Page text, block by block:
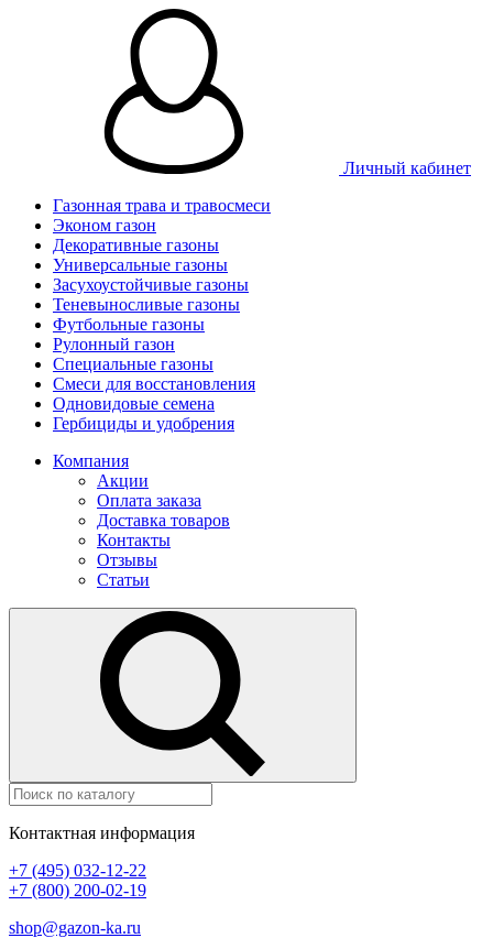
Личный кабинет
Газонная трава и травосмеси
Эконом газон
Декоративные газоны
Универсальные газоны
Засухоустойчивые газоны
Теневыносливые газоны
Футбольные газоны
Рулонный газон
Специальные газоны
Смеси для восстановления
Одновидовые семена
Гербициды и удобрения
Компания
Акции
Оплата заказа
Доставка товаров
Контакты
Отзывы
Статьи
Контактная информация
+7 (495) 032-12-22
+7 (800) 200-02-19
shop@gazon-ka.ru